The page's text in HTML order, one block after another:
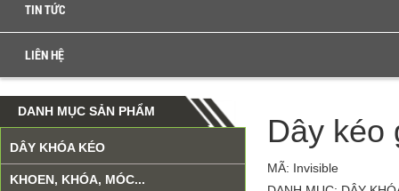
TIN TỨC
LIÊN HỆ
DANH MỤC SẢN PHẨM
DÂY KHÓA KÉO
KHOEN, KHÓA, MÓC...
Dây kéo
MÃ: Invisible